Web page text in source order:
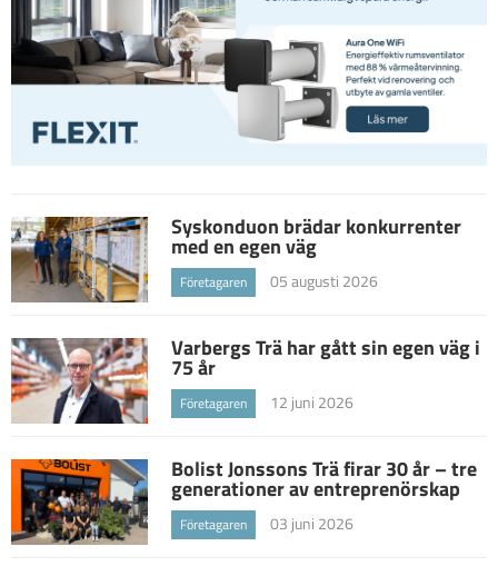
Syskonduon brädar konkurrenter
med en egen väg
Företagaren 05 augusti 2026
Varbergs Trä har gått sin egen väg i
75 år
Företagaren 12 juni 2026
Bolist Jonssons Trä firar 30 år – tre
generationer av entreprenörskap
Företagaren 03 juni 2026